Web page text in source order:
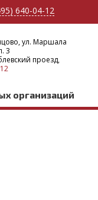
640-04-12
ул. Маршала
3
проезд,
организаций